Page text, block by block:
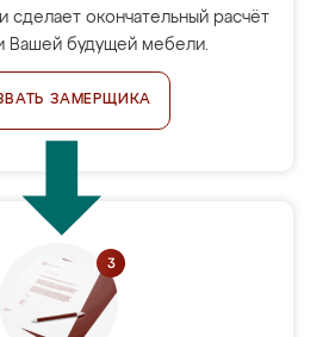
сделает окончательный расчёт
Вашей будущей мебели.
ЗАМЕРЩИКА